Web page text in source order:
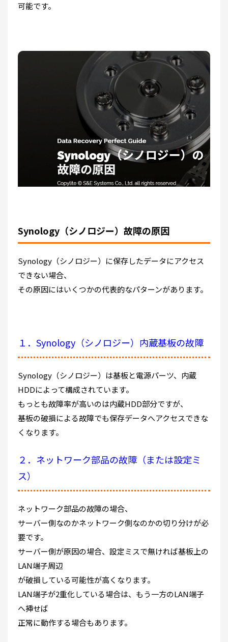
可能です。
Synology（シノロジー）故障の原因
Synology（シノロジー）に保存したデータにアクセス
できない場合、
その原因にはいくつかの代表的なパターンがあります。
１．Synology（シノロジー）内蔵基板の故障
Synology（シノロジー）は基板と電源パーツ、内蔵
HDDによって構成されています。
もっとも故障率が高いのは内蔵HDD部分ですが、
基板の破損による故障でも保存データへアクセスできな
くなります。
２．ネットワーク部品の故障（または設定ミ
ス）
ネットワーク部品の故障の場合、
サーバー側なのかネットワーク側なのかの切り分けが必
要です。
サーバー側が原因の場合、設定ミスで無ければ基板上の
LAN端子周辺
が破損している可能性が高くなります。
LAN端子が2重化している場合は、もう一方のLAN端子
へ挿せば
正常に動作する場合もあります。